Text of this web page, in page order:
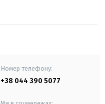
Номер телефону:
+38 044 390 5077